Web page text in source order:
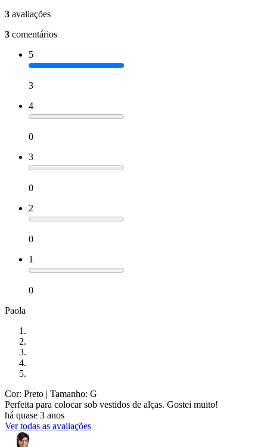
3 avaliações
3 comentários
5
3
4
0
3
0
2
0
1
0
Paola
Cor: Preto | Tamanho: G
Perfeita para colocar sob vestidos de alças. Gostei muito!
há quase 3 anos
Ver todas as avaliações